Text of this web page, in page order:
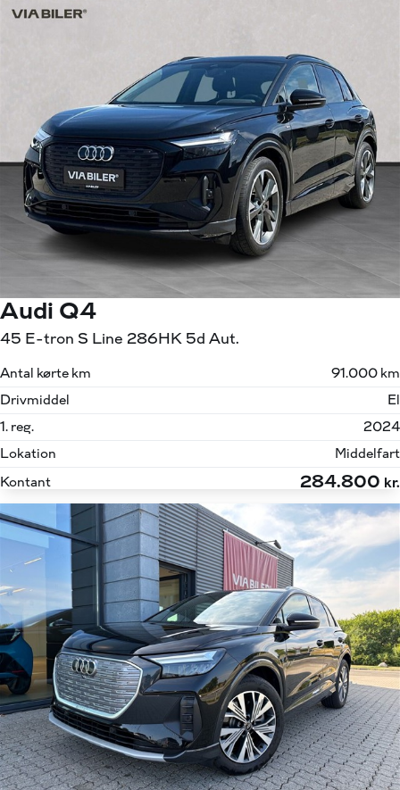
Audi Q4
45 E-tron S Line 286HK 5d Aut.
Antal kørte km
91.000 km
Drivmiddel
El
1. reg.
2024
Lokation
Middelfart
Kontant
284.800 kr.